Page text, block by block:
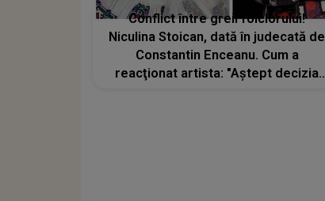
Conflict între greii folclorului!
Niculina Stoican, dată în judecată de
Constantin Enceanu. Cum a
reacţionat artista: "Aștept decizia